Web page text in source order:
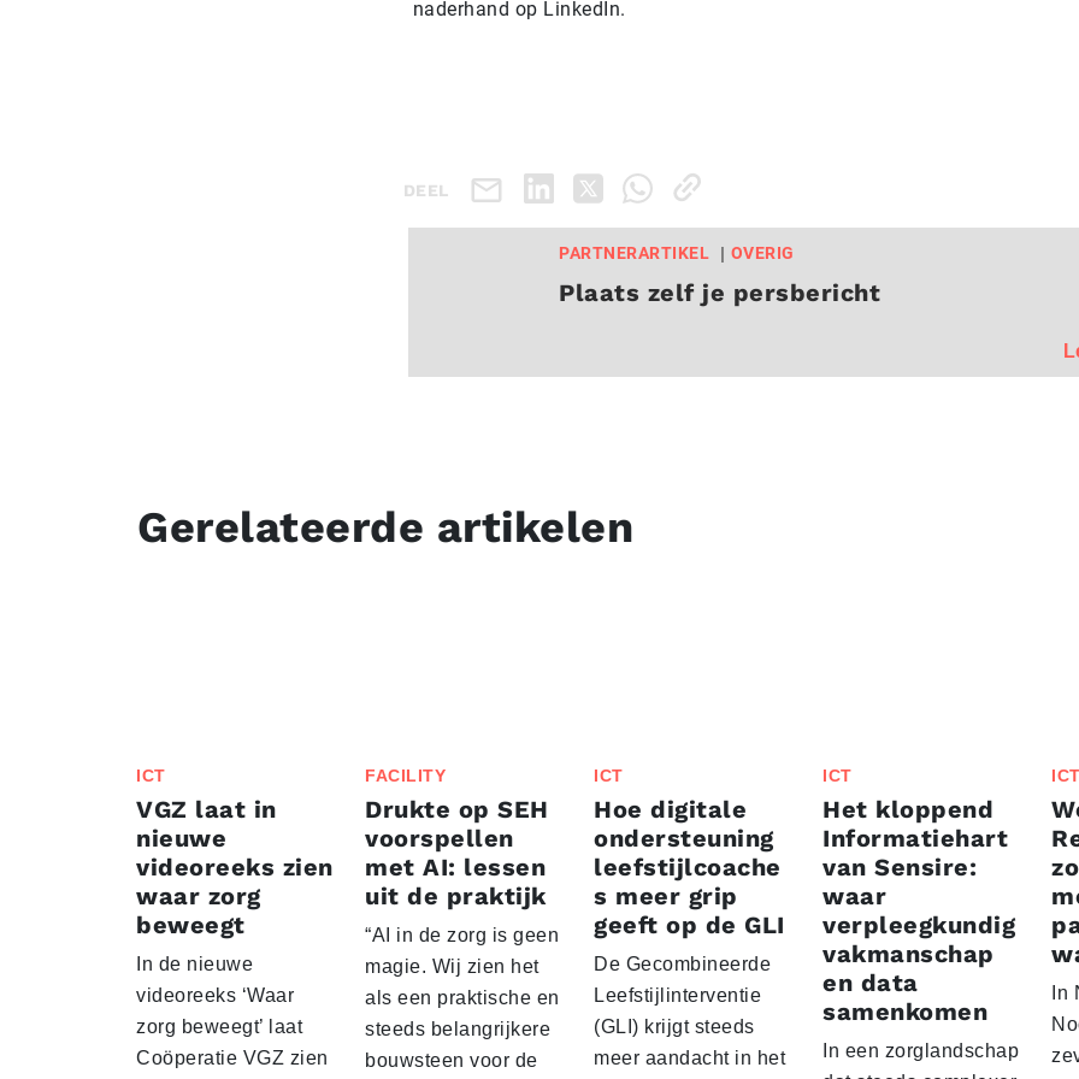
naderhand op LinkedIn.
DEEL
PARTNERARTIKEL OVERIG
Plaats zelf je persbericht
Gerelateerde artikelen
ICT
VGZ laat in
nieuwe
videoreeks zien
waar zorg
beweegt
In de nieuwe
videoreeks ‘Waar
zorg beweegt’ laat
Coöperatie VGZ zien
FACILITY
Drukte op SEH
voorspellen
met AI: lessen
uit de praktijk
“AI in de zorg is geen
magie. Wij zien het
als een praktische en
steeds belangrijkere
bouwsteen voor de
ICT
Hoe digitale
ondersteuning
leefstijlcoache
s meer grip
geeft op de GLI
De Gecombineerde
Leefstijlinterventie
(GLI) krijgt steeds
meer aandacht in het
ICT
Het kloppend
Informatiehart
van Sensire:
waar
verpleegkundig
vakmanschap
en data
samenkomen
In een zorglandschap
ICT
In